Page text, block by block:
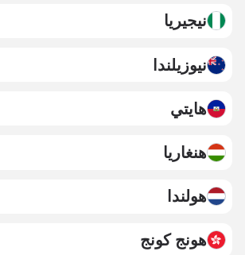
نيجيريا
نيوزيلندا
هايتي
هنغاريا
هولندا
هونج كونج